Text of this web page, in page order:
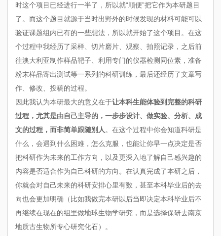
时这个项目已经进行一半了，所以就“顺便”把它作为本研题目
了。而这个题目就源于当时出野外的时候发现的材料可能可以
验证课题组内已有的一些想法，所以就开始了这个项目。在这
个过程中我经历了采样、切片磨片、观察、拍照记录，之后前
往澳大利亚制作样品靶子、利用专门的仪器检测同位素，准备
粉末样品寄出测试等一系列的科研训练，最后还经历了文章写
作、修改、投稿的过程。
因此我认为本研最大的意义在于让本科生能体验到完整的科研
过程，尤其是由自己主导的，一步步设计、做实验、分析、成
文的过程，而非简单跟随别人。在这个过程中你会知道科研是
什么，会遇到什么困难，怎么克服，也能让你早一点决定是否
把科研作为未来的工作方向，以及更深入地了解自己感兴趣的
内容是否适合作为自己科研的方向。在认真完成了本研之后，
你就会对自己未来的科研安排心里有数，甚至本科毕业后的去
向也会更加明确（比如我做完本研以后当即决定本科毕业后不
再继续在现在的组里做地球生物学研究，而是选择保研去南京
地质古生物所专心研究化石）。